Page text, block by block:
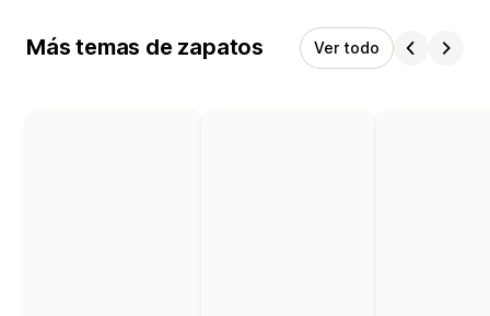
Más temas de zapatos Ver todo